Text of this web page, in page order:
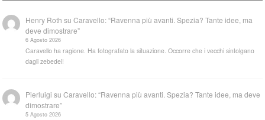
Henry Roth suCaravello: “Ravenna più avanti. Spezia? Tante idee, ma
deve dimostrare”
6 Agosto 2026
Caravello ha ragione. Ha fotografato la situazione. Occorre che i vecchi sintolgano
dagli zebedei!
Pierluigi suCaravello: “Ravenna più avanti. Spezia? Tante idee, ma deve
dimostrare”
5 Agosto 2026